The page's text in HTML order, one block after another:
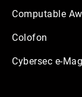
Computable
Colofon
Cybersec e-